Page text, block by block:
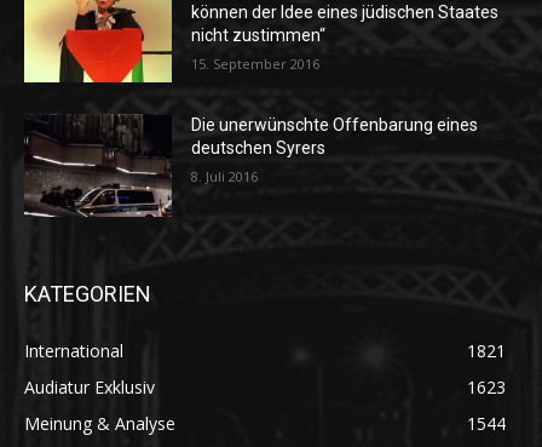
können der Idee eines jüdischen Staates
nicht zustimmen“
15. September 2016
Die unerwünschte Offenbarung eines
deutschen Syrers
8. Juli 2016
KATEGORIEN
International
1821
Audiatur Exklusiv
1623
Meinung & Analyse
1544